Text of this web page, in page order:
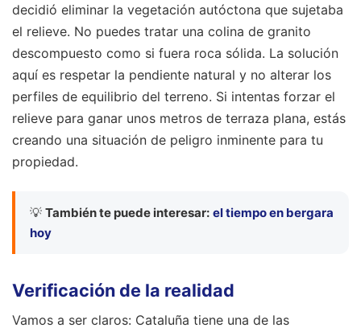
decidió eliminar la vegetación autóctona que sujetaba
el relieve. No puedes tratar una colina de granito
descompuesto como si fuera roca sólida. La solución
aquí es respetar la pendiente natural y no alterar los
perfiles de equilibrio del terreno. Si intentas forzar el
relieve para ganar unos metros de terraza plana, estás
creando una situación de peligro inminente para tu
propiedad.
💡 También te puede interesar: el tiempo en bergara
hoy
Verificación de la realidad
Vamos a ser claros: Cataluña tiene una de las